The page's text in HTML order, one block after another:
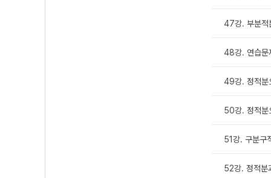
47강. 부분적
48강. 연습문
49강. 정적분
50강. 정적분
51강. 구분구
52강. 정적분